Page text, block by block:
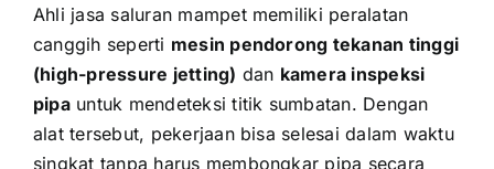
Ahli jasa saluran mampet memiliki peralatan
canggih seperti mesin pendorong tekanan tinggi
(high-pressure jetting) dan kamera inspeksi
pipauntuk mendeteksi titik sumbatan. Dengan
alat tersebut, pekerjaan bisa selesai dalam waktu
singkat tanpa harus membongkar pipa secara